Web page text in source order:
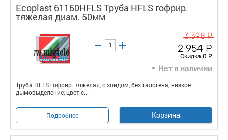
Ecoplast 61150HFLS Труба HFLS гофрир.
тяжелая диам. 50мм
3 398 Р
2 954 Р
Скидка 0 Р
Нет в наличии
Труба HFLS гофрир. тяжелая, с зондом, без галогена, низкое
дымовыделение, цвет с...
Подробнее Корзина